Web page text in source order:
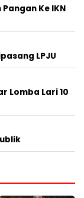
Ke IKN
LPJU
Lomba Lari 10